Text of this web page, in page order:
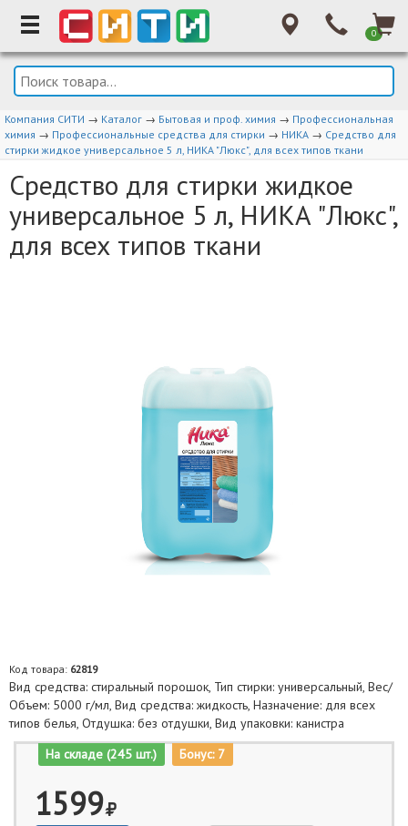
0
Компания СИТИ → Каталог → Бытовая и проф. химия → Профессиональная
химия → Профессиональные средства для стирки → НИКА → Средство для
стирки жидкое универсальное 5 л, НИКА "Люкс", для всех типов ткани
Средство для стирки жидкое
универсальное 5 л, НИКА "Люкс",
для всех типов ткани
Код товара: 62819
Вид средства: стиральный порошок, Тип стирки: универсальный, Вес/
Объем: 5000 г/мл, Вид средства: жидкость, Назначение: для всех
типов белья, Отдушка: без отдушки, Вид упаковки: канистра
На складе (245 шт.)
Бонус: 7
1599